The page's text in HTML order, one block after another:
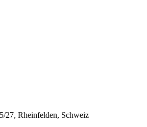
27, Rheinfelden, Schweiz